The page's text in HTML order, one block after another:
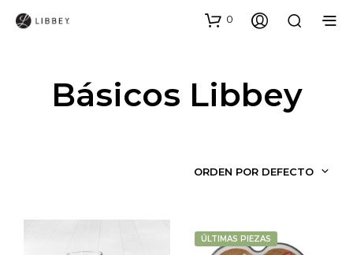
0
Básicos Libbey
ORDEN POR DEFECTO
ÚLTIMAS PIEZAS